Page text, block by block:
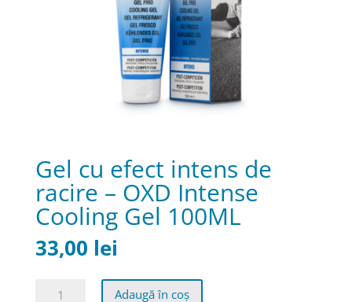
Gel cu efect intens de
racire – OXD Intense
Cooling Gel 100ML
33,00 lei
Cantitate
Adaugă în coș